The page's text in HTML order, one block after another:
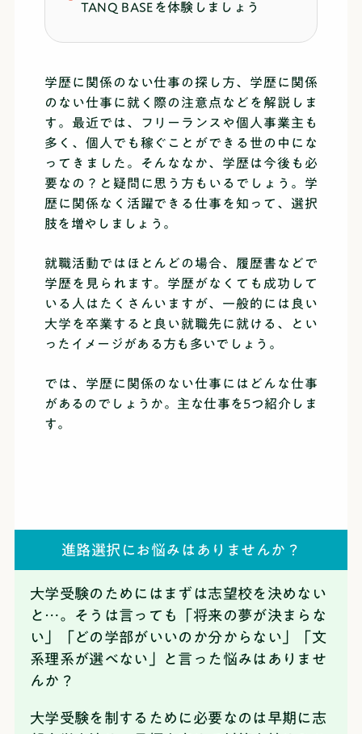
TANQ BASEを体験しましょう
学歴に関係のない仕事の探し方、学歴に関係
のない仕事に就く際の注意点などを解説しま
す。最近では、フリーランスや個人事業主も
多く、個人でも稼ぐことができる世の中にな
ってきました。そんななか、学歴は今後も必
要なの？と疑問に思う方もいるでしょう。学
歴に関係なく活躍できる仕事を知って、選択
肢を増やしましょう。
就職活動ではほとんどの場合、履歴書などで
学歴を見られます。学歴がなくても成功して
いる人はたくさんいますが、一般的には良い
大学を卒業すると良い就職先に就ける、とい
ったイメージがある方も多いでしょう。
では、学歴に関係のない仕事にはどんな仕事
があるのでしょうか。主な仕事を5つ紹介しま
す。
進路選択にお悩みはありませんか？
大学受験のためにはまずは志望校を決めない
と…。そうは言っても「将来の夢が決まらな
い」「どの学部がいいのか分からない」「文
系理系が選べない」と言った悩みはありませ
んか？
大学受験を制するために必要なのは早期に志